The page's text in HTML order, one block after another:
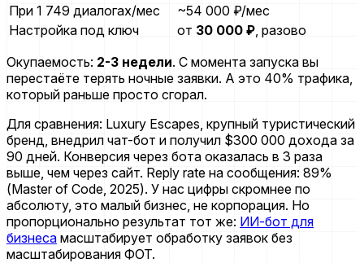
При 1 749 диалогах/мес
~54 000 ₽/мес
Настройка под ключ
от 30 000 ₽ , разово
Окупаемость: 2-3 недели. С момента запуска вы
перестаёте терять ночные заявки. А это 40% трафика,
который раньше просто сгорал.
Для сравнения: Luxury Escapes, крупный туристический
бренд, внедрил чат-бот и получил $300 000 дохода за
90 дней. Конверсия через бота оказалась в 3 раза
выше, чем через сайт. Reply rate на сообщения: 89%
(Master of Code, 2025). У нас цифры скромнее по
абсолюту, это малый бизнес, не корпорация. Но
пропорционально результат тот же: ИИ-бот для
бизнеса масштабирует обработку заявок без
масштабирования ФОТ.